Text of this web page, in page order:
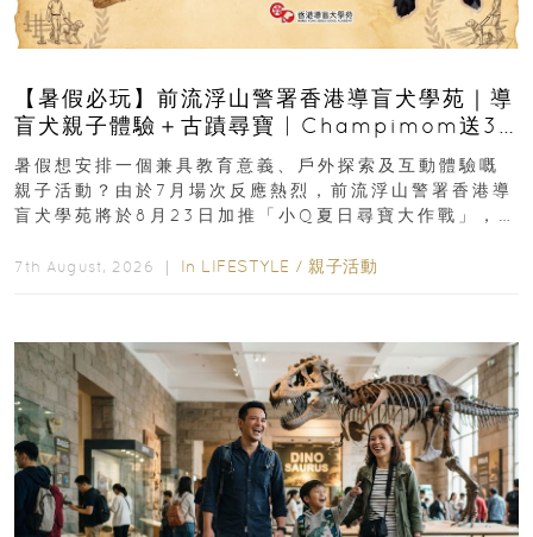
【暑假必玩】前流浮山警署香港導盲犬學苑｜導
盲犬親子體驗＋古蹟尋寶 | Champimom送3
組免費名額
暑假想安排一個兼具教育意義、戶外探索及互動體驗嘅
親子活動？由於7月場次反應熱烈，前流浮山警署香港導
盲犬學苑將於8月23日加推「小Q夏日尋寶大作戰」，家
7th August, 2026 ｜ In LIFESTYLE / 親子活動